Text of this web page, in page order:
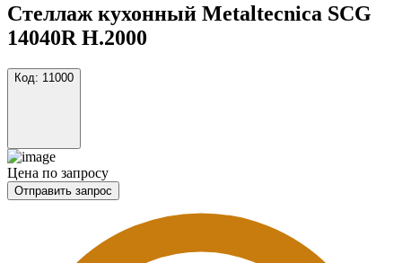
Стеллаж кухонный Metaltecnica SCG
14040R H.2000
Код: 11000
Цена по запросу
Отправить запрос